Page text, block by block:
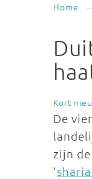
Home
Kort
De
zijn
'